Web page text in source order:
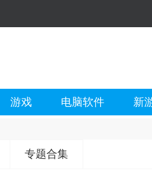
游戏 电脑软件 新
专题合集